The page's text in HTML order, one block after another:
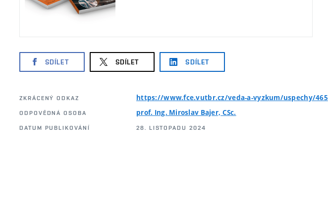
SDÍLET SDÍLET SDÍLET
ZKRÁCENÝ ODKAZ https://www.fce.vutbr.cz/veda-a-vyzkum/uspechy/465
ODPOVĚDNÁ OSOBA prof. Ing. Miroslav Bajer, CSc.
DATUM PUBLIKOVÁNÍ 28. LISTOPADU 2024